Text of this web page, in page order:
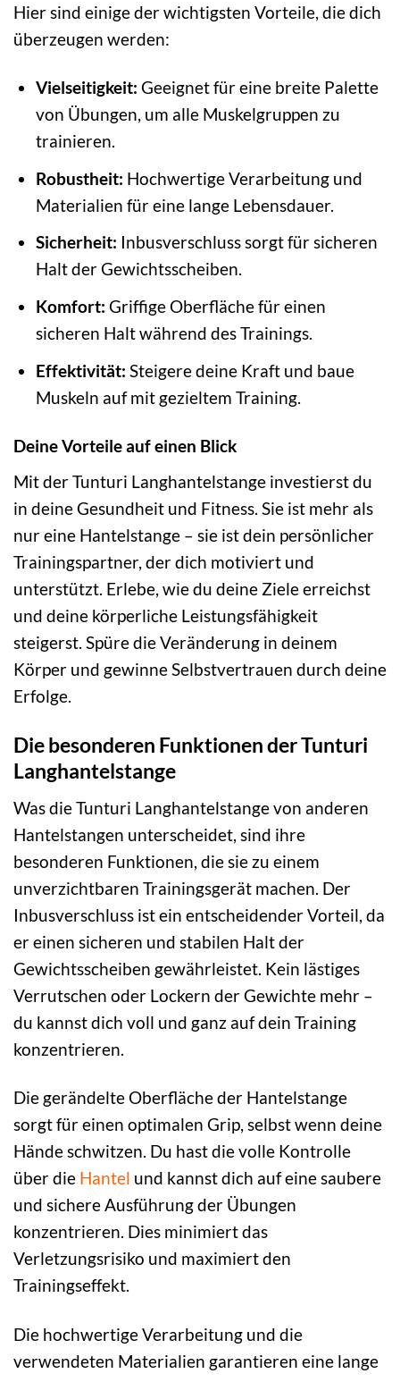
Hier sind einige der wichtigsten Vorteile, die dich
überzeugen werden:
Vielseitigkeit: Geeignet für eine breite Palette
von Übungen, um alle Muskelgruppen zu
trainieren.
Robustheit: Hochwertige Verarbeitung und
Materialien für eine lange Lebensdauer.
Sicherheit: Inbusverschluss sorgt für sicheren
Halt der Gewichtsscheiben.
Komfort: Griffige Oberfläche für einen
sicheren Halt während des Trainings.
Effektivität: Steigere deine Kraft und baue
Muskeln auf mit gezieltem Training.
Deine Vorteile auf einen Blick
Mit der Tunturi Langhantelstange investierst du
in deine Gesundheit und Fitness. Sie ist mehr als
nur eine Hantelstange – sie ist dein persönlicher
Trainingspartner, der dich motiviert und
unterstützt. Erlebe, wie du deine Ziele erreichst
und deine körperliche Leistungsfähigkeit
steigerst. Spüre die Veränderung in deinem
Körper und gewinne Selbstvertrauen durch deine
Erfolge.
Die besonderen Funktionen der Tunturi
Langhantelstange
Was die Tunturi Langhantelstange von anderen
Hantelstangen unterscheidet, sind ihre
besonderen Funktionen, die sie zu einem
unverzichtbaren Trainingsgerät machen. Der
Inbusverschluss ist ein entscheidender Vorteil, da
er einen sicheren und stabilen Halt der
Gewichtsscheiben gewährleistet. Kein lästiges
Verrutschen oder Lockern der Gewichte mehr –
du kannst dich voll und ganz auf dein Training
konzentrieren.
Die gerändelte Oberfläche der Hantelstange
sorgt für einen optimalen Grip, selbst wenn deine
Hände schwitzen. Du hast die volle Kontrolle
über die Hantel und kannst dich auf eine saubere
und sichere Ausführung der Übungen
konzentrieren. Dies minimiert das
Verletzungsrisiko und maximiert den
Trainingseffekt.
Die hochwertige Verarbeitung und die
verwendeten Materialien garantieren eine lange